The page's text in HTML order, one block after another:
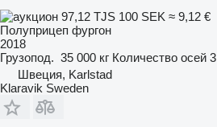
97,12 TJS 100 SEK ≈ 9,12 €
Полуприцеп фургон
2018
Грузопод. 35 000 кг Количество осей 3
Швеция, Karlstad
Klaravik Sweden